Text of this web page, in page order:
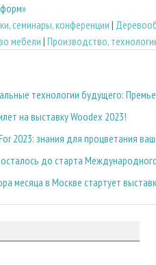
семинары, конференции |
мебели | Производство,
технологии будущего:
на выставку Woodex 2023!
2023: знания для процветания
до старта
месяца в Москве стартует